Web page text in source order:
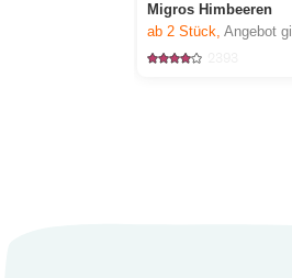
Migros Himbeeren
ab 2Stück,Angebot gilt nur vom 6.8. bis 12.8.2026, solange Vorrat.